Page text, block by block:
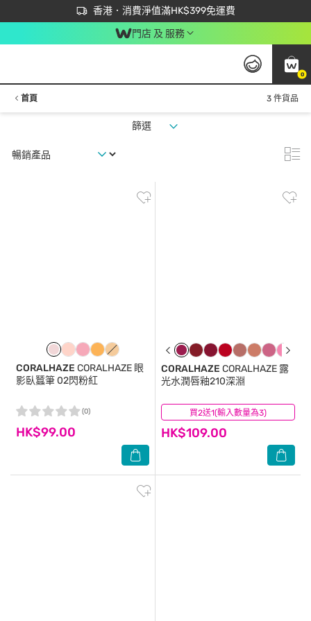
香港．消費淨值滿HK$399免運費
立即成為易賞錢會員盡享獨家優惠
首次APP下單買滿$450 輸入 NEWAPP 即減$50
門店 及 服務
0
首頁 3 件貨品
篩選
CORALHAZE CORALHAZE 眼
影臥蠶筆 02閃粉紅
HK$99.00
(0) 買2送1(輸入數量為3)
CORALHAZE CORALHAZE 露
光水潤唇釉210深淵
HK$109.00
(1)